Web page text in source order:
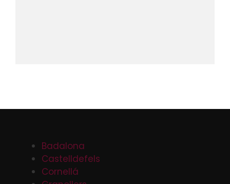
Badalona
Castelldefels
Cornellá